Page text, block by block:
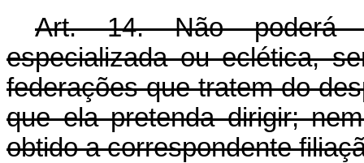
Art. 14. Não poderá
especializada ou eclética,
federações que tratem do
que ela pretenda dirigir;
obtido a correspondente